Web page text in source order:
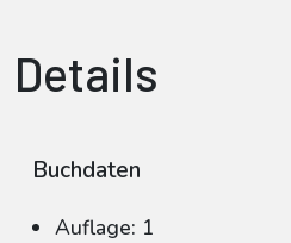
Details
Buchdaten
Auflage: 1